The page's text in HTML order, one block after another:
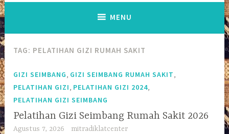
MENU
TAG: PELATIHAN GIZI RUMAH SAKIT
GIZI SEIMBANG, GIZI SEIMBANG RUMAH SAKIT,
PELATIHAN GIZI, PELATIHAN GIZI 2024,
PELATIHAN GIZI SEIMBANG
Pelatihan Gizi Seimbang Rumah Sakit 2026
Agustus 7, 2026 mitradiklatcenter